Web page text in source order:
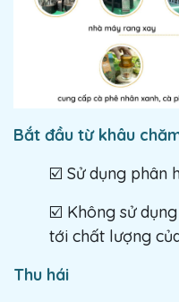
Bắt đầu từ khâu
☑️ Sử dụng phân
☑️ Không sử
tới chất lượng
Thu hái